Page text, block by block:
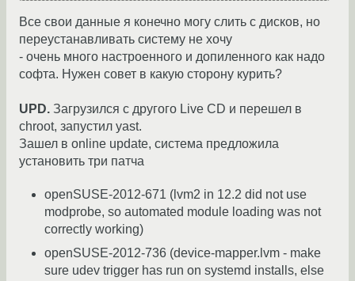
Все свои данные я конечно могу слить с дисков, но
переустанавливать систему не хочу
- очень много настроенного и допиленного как надо
софта. Нужен совет в какую сторону курить?
UPD. Загрузился с другого Live CD и перешел в
chroot, запустил yast.
Зашел в online update, система предложила
установить три патча
openSUSE-2012-671 (lvm2 in 12.2 did not use
modprobe, so automated module loading was not
correctly working)
openSUSE-2012-736 (device-mapper.lvm - make
sure udev trigger has run on systemd installs, else